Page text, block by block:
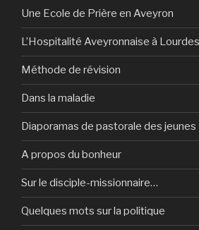
Une Ecole de Prière en Aveyron
L’Hospitalité Aveyronnaise à Lourdes
Méthode de révision
Dans la maladie
Diaporamas de pastorale des jeunes
A propos du bonheur
Sur le disciple-missionnaire…
Quelques mots sur la politique